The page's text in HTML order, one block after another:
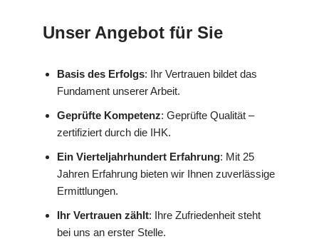
Unser Angebot für Sie
Basis des Erfolgs: Ihr Vertrauen bildet das
Fundament unserer Arbeit.
Geprüfte Kompetenz: Geprüfte Qualität –
zertifiziert durch die IHK.
Ein Vierteljahrhundert Erfahrung: Mit 25
Jahren Erfahrung bieten wir Ihnen zuverlässige
Ermittlungen.
Ihr Vertrauen zählt: Ihre Zufriedenheit steht
bei uns an erster Stelle.